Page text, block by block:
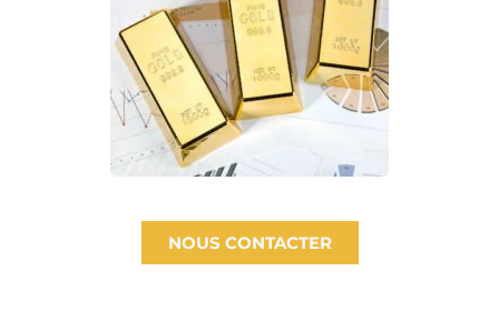
NOUS CONTACTER